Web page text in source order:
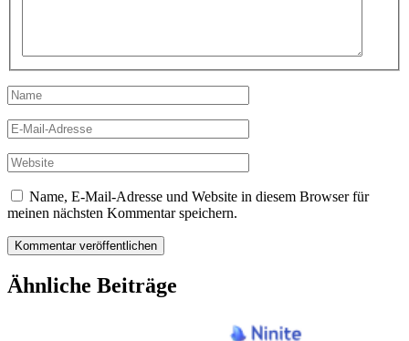
Name
E-
Mail-
Adresse
Website
Name, E-Mail-Adresse und Website in diesem Browser für
meinen nächsten Kommentar speichern.
Ähnliche Beiträge